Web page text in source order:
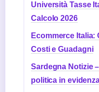
Università Tasse
Calcolo 2026
Ecommerce Italia:
Costi e Guadagni
Sardegna Notizie
politica in